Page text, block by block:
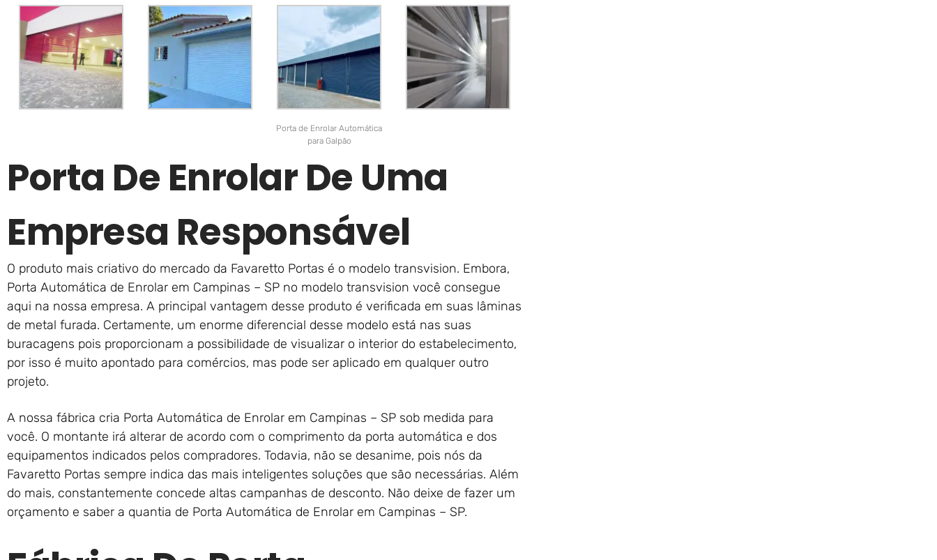
Porta de Enrolar Automática
para Galpão
Porta De Enrolar De Uma
Empresa Responsável
O produto mais criativo do mercado da Favaretto Portas é o modelo transvision. Embora,
Porta Automática de Enrolar em Campinas – SP no modelo transvision você consegue
aqui na nossa empresa. A principal vantagem desse produto é verificada em suas lâminas
de metal furada. Certamente, um enorme diferencial desse modelo está nas suas
buracagens pois proporcionam a possibilidade de visualizar o interior do estabelecimento,
por isso é muito apontado para comércios, mas pode ser aplicado em qualquer outro
projeto.
A nossa fábrica cria Porta Automática de Enrolar em Campinas – SP sob medida para
você. O montante irá alterar de acordo com o comprimento da porta automática e dos
equipamentos indicados pelos compradores. Todavia, não se desanime, pois nós da
Favaretto Portas sempre indica das mais inteligentes soluções que são necessárias. Além
do mais, constantemente concede altas campanhas de desconto. Não deixe de fazer um
orçamento e saber a quantia de Porta Automática de Enrolar em Campinas – SP.